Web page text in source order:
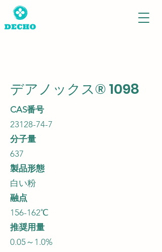
デアノックス® 1098
CAS番号
23128-74-7
分子量
637
製品形態
白い粉
融点
156-162℃
推奨用量
0.05～1.0%